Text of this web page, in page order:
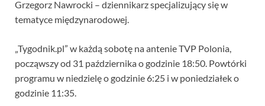
Grzegorz Nawrocki – dziennikarz specjalizujący się w
tematyce międzynarodowej.
„Tygodnik.pl” w każdą sobotę na antenie TVP Polonia,
począwszy od 31 października o godzinie 18:50. Powtórki
programu w niedzielę o godzinie 6:25 i w poniedziałek o
godzinie 11:35.